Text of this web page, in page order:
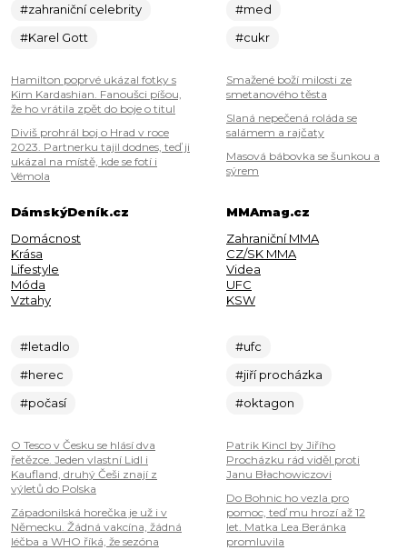
#zahraniční celebrity
#Karel Gott
Hamilton poprvé ukázal fotky s
Kim Kardashian. Fanoušci píšou,
že ho vrátila zpět do boje o titul
Diviš prohrál boj o Hrad v roce
2023. Partnerku tajil dodnes, teď ji
ukázal na místě, kde se fotí i
Vémola
#med
#cukr
Smažené boží milosti ze
smetanového těsta
Slaná nepečená roláda se
salámem a rajčaty
Masová bábovka se šunkou a
sýrem
DámskýDeník.cz
Domácnost
Krása
Lifestyle
Móda
Vztahy
#letadlo
#herec
#počasí
O Tesco v Česku se hlásí dva
řetězce. Jeden vlastní Lidl i
Kaufland, druhý Češi znají z
výletů do Polska
Západonilská horečka je už i v
Německu. Žádná vakcína, žádná
léčba a WHO říká, že sezóna
MMAmag.cz
Zahraniční MMA
CZ/SK MMA
Videa
UFC
KSW
#ufc
#jiří procházka
#oktagon
Patrik Kincl by Jiřího
Procházku rád viděl proti
Janu Błachowiczovi
Do Bohnic ho vezla pro
pomoc, teď mu hrozí až 12
let. Matka Lea Beránka
promluvila